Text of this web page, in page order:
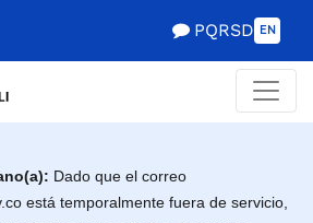
Santiago
PQRSD EN
Dado que el correo
está temporalmente fuera de servicio,